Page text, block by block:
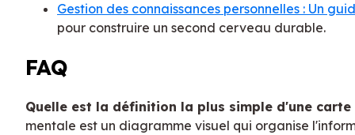
Gestion des connaissances personnelles : Un
pour construire un second cerveau durable.
FAQ
Quelle est la définition la plus simple d'une carte
mentale est un diagramme visuel qui organise